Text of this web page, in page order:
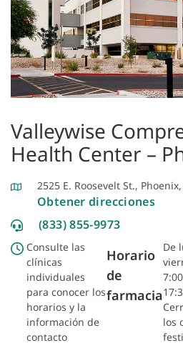
Valleywise
Health Center –
2525 E. Roosevelt St.,
Obtener direcciones
(833) 855-9973
Consulte las
clínicas
individuales
para conocer los
horarios y la
información de
contacto
Horario
de
farmacia
De
los